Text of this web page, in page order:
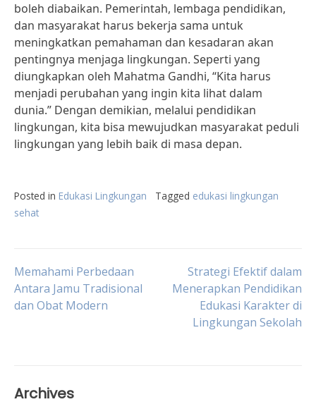
boleh diabaikan. Pemerintah, lembaga pendidikan,
dan masyarakat harus bekerja sama untuk
meningkatkan pemahaman dan kesadaran akan
pentingnya menjaga lingkungan. Seperti yang
diungkapkan oleh Mahatma Gandhi, “Kita harus
menjadi perubahan yang ingin kita lihat dalam
dunia.” Dengan demikian, melalui pendidikan
lingkungan, kita bisa mewujudkan masyarakat peduli
lingkungan yang lebih baik di masa depan.
Posted in Edukasi Lingkungan Tagged edukasi lingkungan
sehat
Post
navigation
Memahami Perbedaan
Antara Jamu Tradisional
dan Obat Modern
Strategi Efektif dalam
Menerapkan Pendidikan
Edukasi Karakter di
Lingkungan Sekolah
Archives